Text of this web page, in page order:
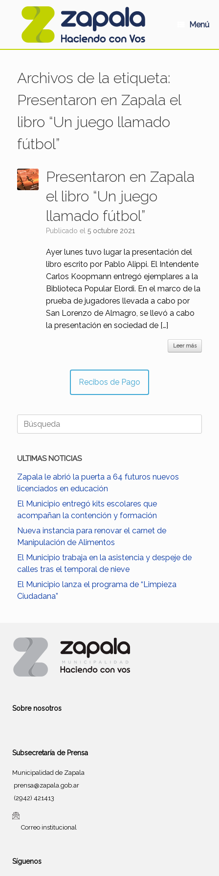
Menú
Archivos de la etiqueta:
Presentaron en Zapala el
libro “Un juego llamado
fútbol”
Presentaron en Zapala
el libro “Un juego
llamado fútbol”
Publicado el 5 octubre 2021
Ayer lunes tuvo lugar la presentación del
libro escrito por Pablo Alippi. El Intendente
Carlos Koopmann entregó ejemplares a la
Biblioteca Popular Elordi. En el marco de la
prueba de jugadores llevada a cabo por
San Lorenzo de Almagro, se llevó a cabo
la presentación en sociedad de […]
Leer más
Recibos de Pago
Buscar:
ULTIMAS NOTICIAS
Zapala le abrió la puerta a 64 futuros nuevos
licenciados en educación
El Municipio entregó kits escolares que
acompañan la contención y formación
Nueva instancia para renovar el carnet de
Manipulación de Alimentos
El Municipio trabaja en la asistencia y despeje de
calles tras el temporal de nieve
El Municipio lanza el programa de “Limpieza
Ciudadana”
Sobre nosotros
Subsecretaría de Prensa
Municipalidad de Zapala
prensa@zapala.gob.ar
(2942) 421413
Correo institucional
Síguenos